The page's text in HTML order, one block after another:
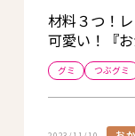
材料３つ！
可愛い！『
グミ つぶグミ